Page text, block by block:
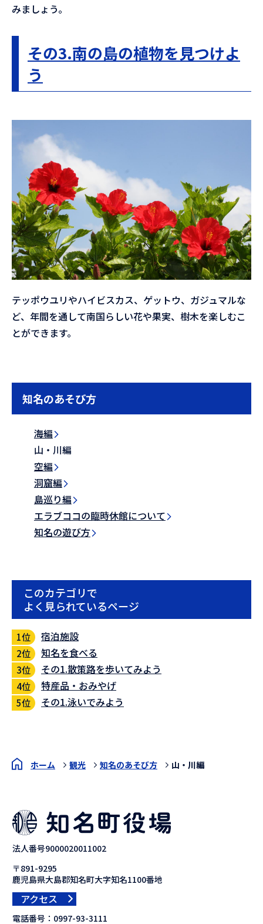
みましょう。
その3.南の島の植物を見つけよ
う
テッポウユリやハイビスカス、ゲットウ、ガジュマルな
ど、年間を通して南国らしい花や果実、樹木を楽しむこ
とができます。
知名のあそび方
海編
山・川編
空編
洞窟編
島巡り編
エラブココの臨時休館について
知名の遊び方
このカテゴリで
よく見られているページ
宿泊施設
知名を食べる
その1.散策路を歩いてみよう
特産品・おみやげ
その1.泳いでみよう
ホーム 観光 知名のあそび方 山・川編
法人番号9000020011002
〒891-9295
鹿児島県大島郡知名町大字知名1100番地
アクセス
電話番号： 0997-93-3111